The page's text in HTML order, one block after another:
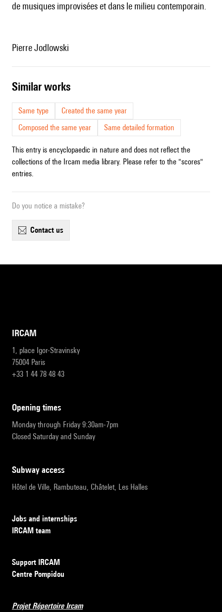
de musiques improvisées et dans le milieu contemporain.
Pierre Jodlowski
similar works
Same type
Created the same year
Composed the same year
Same detailed formation
This entry is encyclopaedic in nature and does not reflect the
collections of the Ircam media library. Please refer to the "scores"
entries.
Do you notice a mistake?
contact us
IRCAM
1, place Igor-Stravinsky
75004 Paris
+33 1 44 78 48 43
opening times
Monday through Friday 9:30am-7pm
Closed Saturday and Sunday
subway access
Hôtel de Ville, Rambuteau, Châtelet, Les Halles
Jobs and internships
IRCAM team
Support IRCAM
Centre Pompidou
Projet Répertoire Ircam